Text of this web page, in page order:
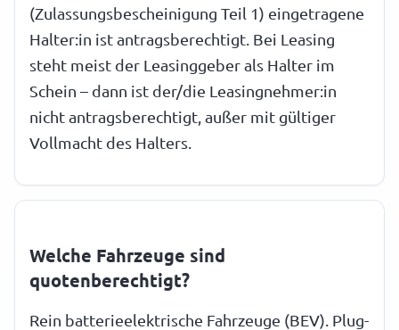
(Zulassungsbescheinigung Teil 1) eingetragene
Halter:in ist antragsberechtigt. Bei Leasing
steht meist der Leasinggeber als Halter im
Schein – dann ist der/die Leasingnehmer:in
nicht antragsberechtigt, außer mit gültiger
Vollmacht des Halters.
Welche Fahrzeuge sind
quotenberechtigt?
Rein batterieelektrische Fahrzeuge (BEV). Plug-